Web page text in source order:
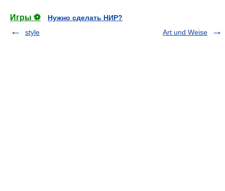
Игры ⚽
Нужно сделать НИР?
style
Art und Weise